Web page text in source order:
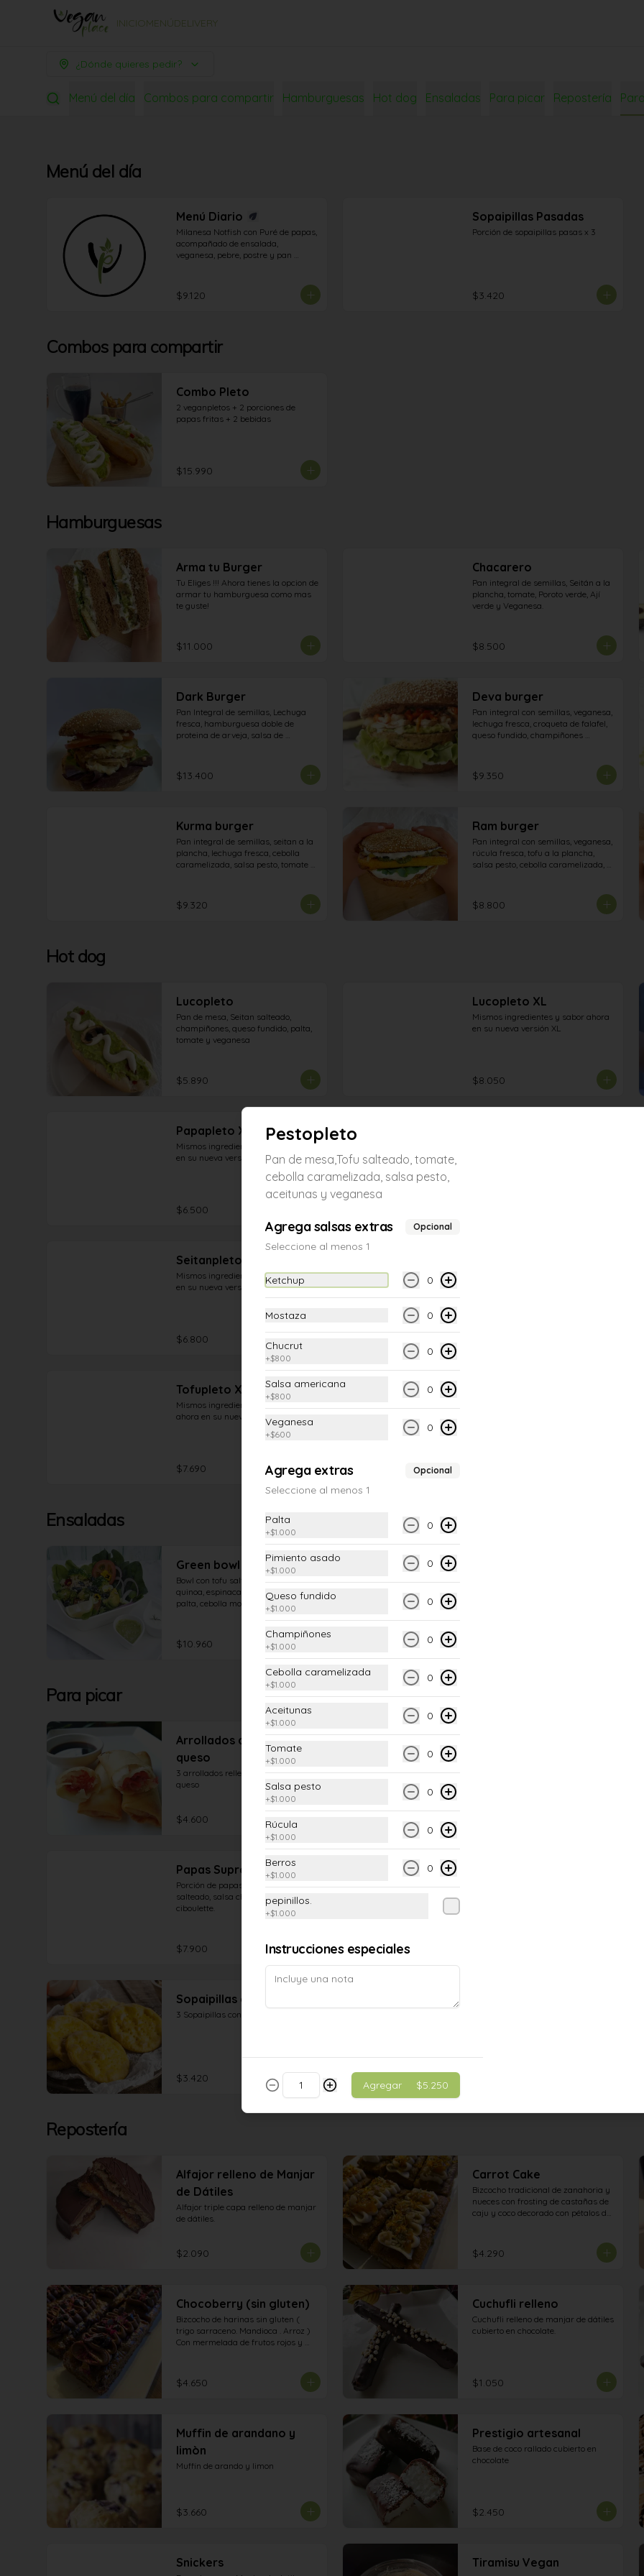
INICIOMENÚDELIVERY
¿Dónde quieres pedir?
Menú del día Combos para compartir Hamburguesas Hot dog Ensaladas Para picar Repostería
Menú del día
Menú Diario
Milanesa Notfish con Puré de papas,
acompañado de ensalada,
veganesa, pebre, postre y pan
$9.120
Sopaipillas Pasadas
Porción de sopaipillas pasas x 3
$3.420
Combos para compartir
Combo Pleto
2 veganpletos + 2 porciones de
papas fritas + 2 bebidas
$15.990
Hamburguesas
Arma tu Burger
Tu Eliges !!! Ahora tienes la opcion de
armar tu hamburguesa como mas
te guste!
$11.000
Chacarero
Pan integral de semillas, Seitán a la
plancha, tomate, Poroto verde, Ají
verde y Veganesa.
$8.500
Dark Burger
Pan Integral de semillas, Lechuga
fresca, hamburguesa doble de
proteina de arveja, salsa de
pepinillos frescos
$13.400
Deva burger
Pan integral con semillas, veganesa,
lechuga fresca, croqueta de falafel,
queso fundido, champiñones
$9.350
Kurma burger
Pan integral de semillas, seitan a la
plancha, lechuga fresca, cebolla
caramelizada, salsa pesto, tomate y
$9.320
Ram burger
Pan integral con semillas, veganesa,
rúcula fresca, tofu a la plancha,
salsa pesto, cebolla caramelizada,
$8.800
Hot dog
Lucopleto
Pan de mesa, Seitan salteado,
champiñones, queso fundido, palta,
tomate y veganesa
$5.890
Lucopleto XL
Mismos ingredientes y sabor ahora
en su nueva versión XL
$8.050
Papapleto XL
Mismos ingredientes y sabor ahora
en su nueva version XL
$6.500
Seitanpleto XL
Mismos ingredientes y sabor ahora
en su nueva version XL
$6.800
Tofupleto XL
Mismos ingredientes y sabor pero
ahora en su nueva version XL
$7.690
Ensaladas
Green bowl
Bowl con tofu salteado, brócoli,
quinoa, espinacas, rúcula, lechuga,
palta, cebolla morada, aceitunas,
semillas, tomate cherry y aderezos.
$10.960
Para picar
Arrollados de jamón y
queso
3 arrollados rellenos de jamón y
queso
$4.600
Papas Supremas
Porción de papas fritas con seitan
salteado, salsa cheddar vegan y
ciboulette.
$7.900
Sopaipillas con pebre
3 Sopaipillas con pebre
$3.420
Repostería
Alfajor relleno de Manjar
de Dátiles
Alfajor triple capa relleno de manjar
de dátiles.
$2.090
Carrot Cake
Bizcocho tradicional de zanahoria y
nueces con frosting de castañas de
caju y coco decorado con pétalos de
$4.290
Chocoberry (sin gluten)
Bizcocho de harinas sin gluten (
trigo sarraceno. Mandioca . Arroz )
Con mermelada de frutos rojos y
chocolate y pétalos de rosa.
$4.650
Cuchufli relleno
Cuchufli relleno de manjar de dátiles
cubierto en chocolate.
$1.050
Muffin de arandano y
limòn
Muffin de arando y limon
$3.660
Prestigio artesanal
Base de coco rallado cubierto en
chocolate
$2.450
Snickers Tiramisu Vegan
Pestopleto
Pan de mesa,Tofu salteado, tomate,
cebolla caramelizada, salsa pesto,
aceitunas y veganesa
Agrega salsas extras Opcional
Seleccione al menos 1
Ketchup 0
Mostaza 0
Chucrut
+$800
0
Salsa americana
+$800
0
Veganesa
+$600
0
Agrega extras Opcional
Seleccione al menos 1
Palta
+$1.000
0
Pimiento asado
+$1.000
0
Queso fundido
+$1.000
0
Champiñones
+$1.000
0
Cebolla caramelizada
+$1.000
0
Aceitunas
+$1.000
0
Tomate
+$1.000
0
Salsa pesto
+$1.000
0
Rúcula
+$1.000
0
Berros
+$1.000
0
pepinillos.
+$1.000
Instrucciones especiales
Agregar $5.250